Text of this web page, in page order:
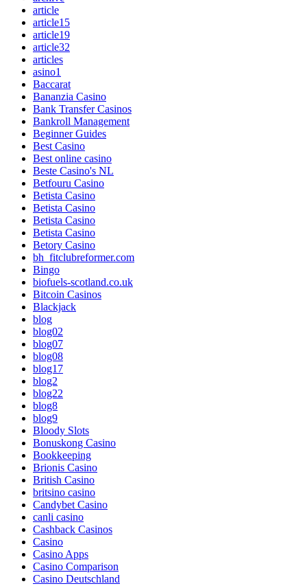
article
article15
article19
article32
articles
asino1
Baccarat
Bananzia Casino
Bank Transfer Casinos
Bankroll Management
Beginner Guides
Best Casino
Best online casino
Beste Casino's NL
Betfouru Casino
Betista Casino
Betista Casino
Betista Casino
Betista Casino
Betory Casino
bh_fitclubreformer.com
Bingo
biofuels-scotland.co.uk
Bitcoin Casinos
Blackjack
blog
blog02
blog07
blog08
blog17
blog2
blog22
blog8
blog9
Bloody Slots
Bonuskong Casino
Bookkeeping
Brionis Casino
British Casino
britsino casino
Candybet Casino
canli casino
Cashback Casinos
Casino
Casino Apps
Casino Comparison
Casino Deutschland